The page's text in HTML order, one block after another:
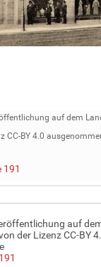
auf dem
CC-BY 4.0
191
auf
der Lizenz CC-BY